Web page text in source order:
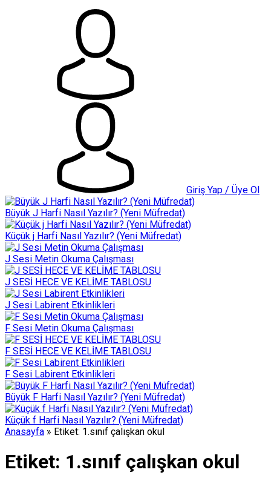
Giriş Yap / Üye Ol
Büyük J Harfi Nasıl Yazılır? (Yeni Müfredat)
Küçük j Harfi Nasıl Yazılır? (Yeni Müfredat)
J Sesi Metin Okuma Çalışması
J SESİ HECE VE KELİME TABLOSU
J Sesi Labirent Etkinlikleri
F Sesi Metin Okuma Çalışması
F SESİ HECE VE KELİME TABLOSU
F Sesi Labirent Etkinlikleri
Büyük F Harfi Nasıl Yazılır? (Yeni Müfredat)
Küçük f Harfi Nasıl Yazılır? (Yeni Müfredat)
Anasayfa » Etiket: 1.sınıf çalışkan okul
Etiket: 1.sınıf çalışkan okul